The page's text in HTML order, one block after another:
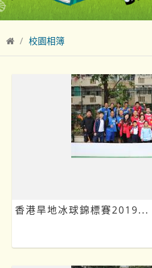
校園相簿
香港旱地冰球錦標賽2019...